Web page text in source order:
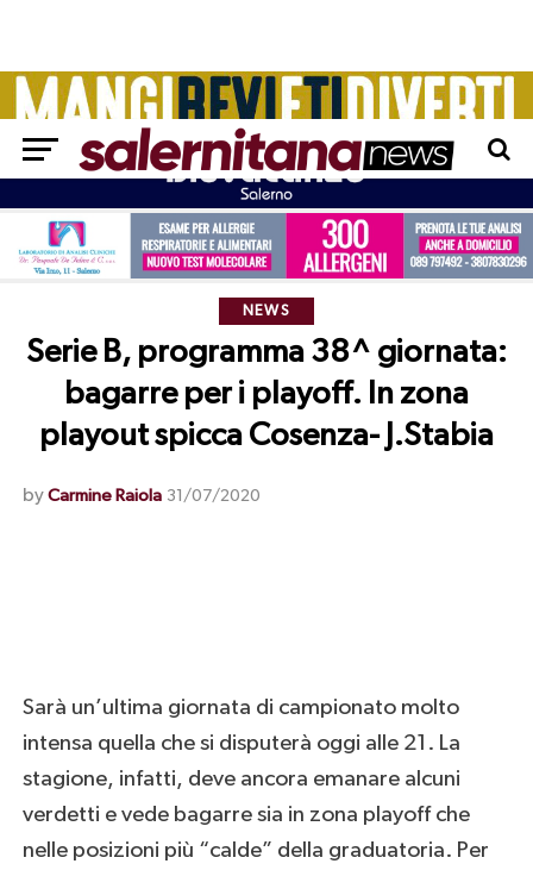
NEWS
Serie B, programma 38^ giornata:
bagarre per i playoff. In zona
playout spicca Cosenza- J.Stabia
by Carmine Raiola 31/07/2020
Sarà un’ultima giornata di campionato molto
intensa quella che si disputerà oggi alle 21. La
stagione, infatti, deve ancora emanare alcuni
verdetti e vede bagarre sia in zona playoff che
nelle posizioni più “calde” della graduatoria. Per